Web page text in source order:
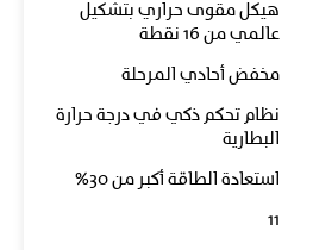
هيكل مقوى حراري بتشكيل
عالمي من 16 نقطة
مخفض أحادي المرحلة
نظام تحكم ذكي في درجة حرارة
البطارية
استعادة الطاقة أكبر من 30%
11